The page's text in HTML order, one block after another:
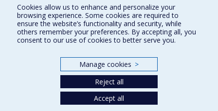
Plan du site
Signaler une erreur
Accessibilité
Nos départements et écoles
Cookies allow us to enhance and personalize your
browsing experience. Some cookies are required to
ensure the website’s functionality and security, while
others remember your preferences. By accepting all, you
consent to our use of cookies to better serve you.
Manage cookies >
Reject all
Accept all